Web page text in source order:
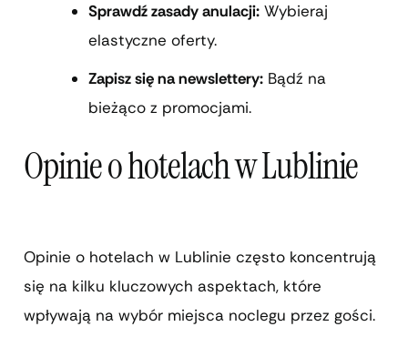
Sprawdź zasady anulacji: Wybieraj
elastyczne oferty.
Zapisz się na newslettery: Bądź na
bieżąco z promocjami.
Opinie o hotelach w Lublinie
Opinie o hotelach w Lublinie często koncentrują
się na kilku kluczowych aspektach, które
wpływają na wybór miejsca noclegu przez gości.